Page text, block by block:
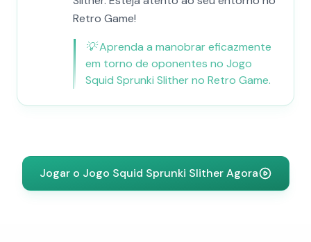
Retro Game!
💡Aprenda a manobrar eficazmente
em torno de oponentes no Jogo
Squid Sprunki Slither no Retro Game.
Jogar o Jogo Squid Sprunki Slither Agora